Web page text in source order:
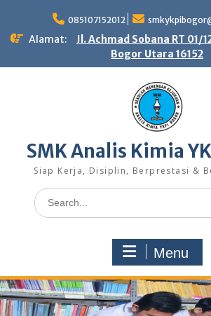
content
085107152012
Alamat:
Jl. Achmad Sobana RT 01/
Bogor Utara 16152
SMK Analis Kimia
Siap Kerja, Disiplin, Berprestasi &
Search
for:
Menu